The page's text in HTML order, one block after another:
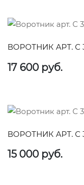
ВОРОТНИК АРТ. С
17 600 руб.
ВОРОТНИК АРТ. С
15 000 руб.